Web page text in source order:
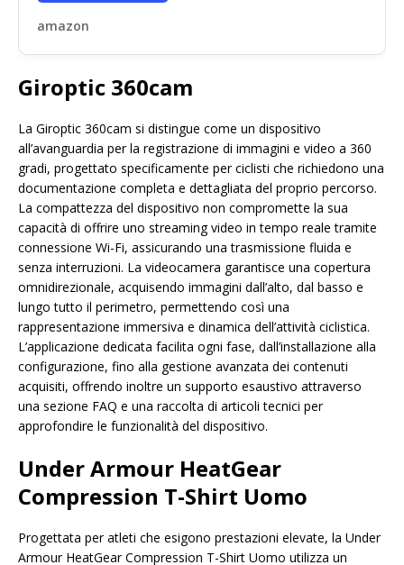
amazon
Giroptic 360cam
La Giroptic 360cam si distingue come un dispositivo
all’avanguardia per la registrazione di immagini e video a 360
gradi, progettato specificamente per ciclisti che richiedono una
documentazione completa e dettagliata del proprio percorso.
La compattezza del dispositivo non compromette la sua
capacità di offrire uno streaming video in tempo reale tramite
connessione Wi-Fi, assicurando una trasmissione fluida e
senza interruzioni. La videocamera garantisce una copertura
omnidirezionale, acquisendo immagini dall’alto, dal basso e
lungo tutto il perimetro, permettendo così una
rappresentazione immersiva e dinamica dell’attività ciclistica.
L’applicazione dedicata facilita ogni fase, dall’installazione alla
configurazione, fino alla gestione avanzata dei contenuti
acquisiti, offrendo inoltre un supporto esaustivo attraverso
una sezione FAQ e una raccolta di articoli tecnici per
approfondire le funzionalità del dispositivo.
Under Armour HeatGear
Compression T-Shirt Uomo
Progettata per atleti che esigono prestazioni elevate, la Under
Armour HeatGear Compression T-Shirt Uomo utilizza un